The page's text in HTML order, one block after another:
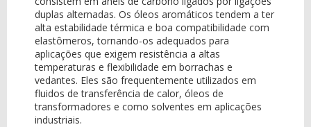
duplas alternadas. Os óleos aromáticos tendem a ter
alta estabilidade térmica e boa compatibilidade com
elastômeros, tornando-os adequados para
aplicações que exigem resistência a altas
temperaturas e flexibilidade em borrachas e
vedantes. Eles são frequentemente utilizados em
fluidos de transferência de calor, óleos de
transformadores e como solventes em aplicações
industriais.